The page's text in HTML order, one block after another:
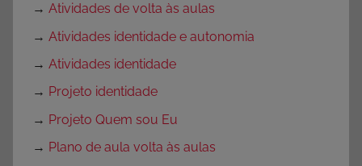
→ Atividades de volta às aulas
→ Atividades identidade e autonomia
→ Atividades identidade
→ Projeto identidade
→ Projeto Quem sou Eu
→ Plano de aula volta às aulas